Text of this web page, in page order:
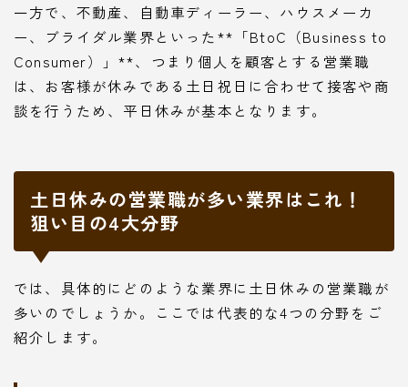
一方で、不動産、自動車ディーラー、ハウスメーカ
ー、ブライダル業界といった**「BtoC（Business to
Consumer）」**、つまり個人を顧客とする営業職
は、お客様が休みである土日祝日に合わせて接客や商
談を行うため、平日休みが基本となります。
土日休みの営業職が多い業界はこれ！
狙い目の4大分野
では、具体的にどのような業界に土日休みの営業職が
多いのでしょうか。ここでは代表的な4つの分野をご
紹介します。